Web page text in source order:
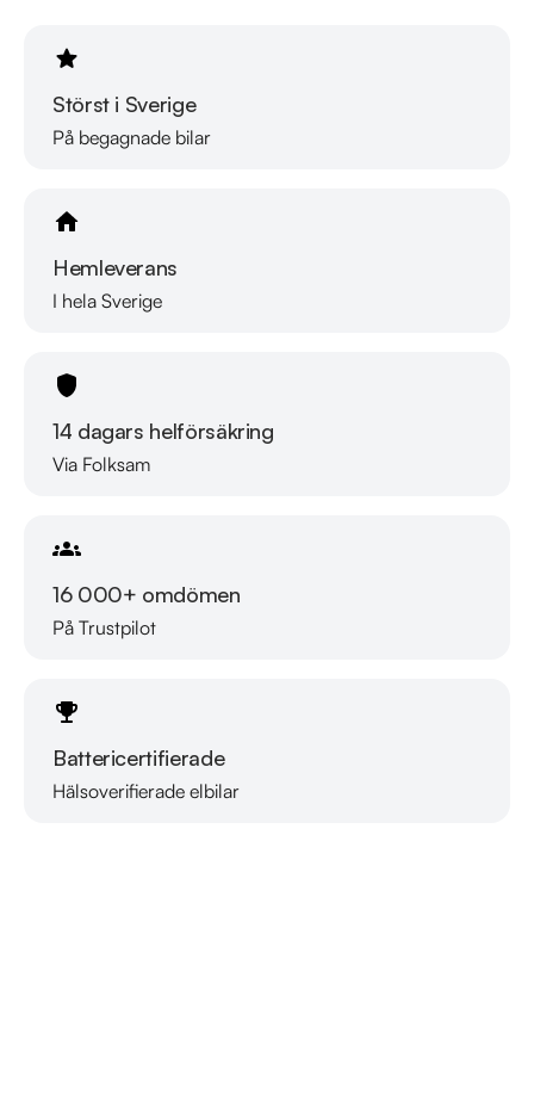
Störst i Sverige
På begagnade bilar
Hemleverans
I hela Sverige
14 dagars helförsäkring
Via Folksam
16 000+ omdömen
På Trustpilot
Battericertifierade
Hälsoverifierade elbilar
Läs mer om oss